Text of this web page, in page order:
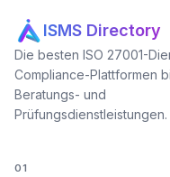
ISMS Directory
Die besten ISO 27001-
Compliance-Plattformen
Beratungs- und
Prüfungsdienstleistungen.
01